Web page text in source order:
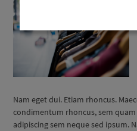
Nam eget dui. Etiam rhoncus.
condimentum rhoncus, sem
adipiscing sem neque sed ipsum.